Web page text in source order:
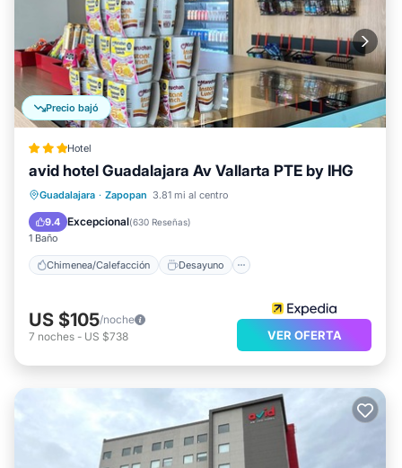
Precio bajó
Hotel
avid hotel Guadalajara Av Vallarta PTE by IHG
Guadalajara · Zapopan 3.81 mi al centro
9.4 Excepcional(630 Reseñas)
1 Baño
Chimenea/Calefacción Desayuno
Chimenea/Calefacción
Desayuno
Aparcamiento
US $105/noche
7 noches - US $738 VER OFERTA